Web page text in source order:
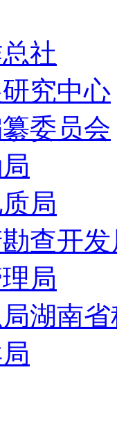
社
究中心
委员会
局
查开发
局
湖南